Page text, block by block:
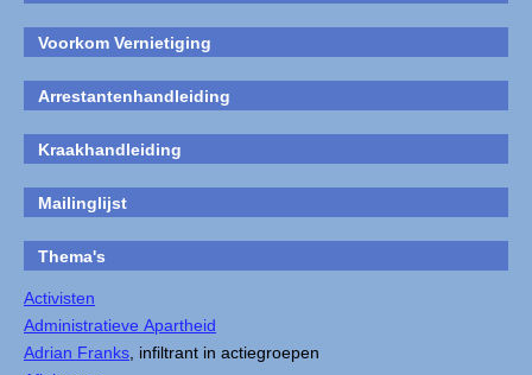
Voorkom Vernietiging
Arrestantenhandleiding
Kraakhandleiding
Mailinglijst
Thema's
Activisten
Administratieve Apartheid
Adrian Franks , infiltrant in actiegroepen